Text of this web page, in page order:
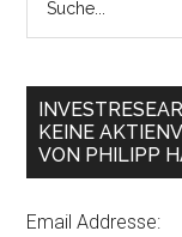
KEINE
VON PHILIPP
Email Addresse: